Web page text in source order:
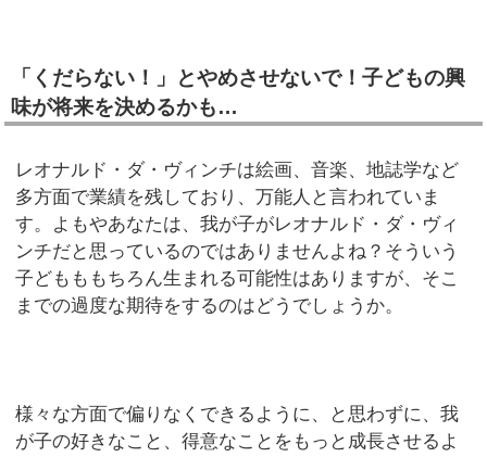
「くだらない！」とやめさせないで！子どもの興
味が将来を決めるかも…
レオナルド・ダ・ヴィンチは絵画、音楽、地誌学など
多方面で業績を残しており、万能人と言われていま
す。よもやあなたは、我が子がレオナルド・ダ・ヴィ
ンチだと思っているのではありませんよね？そういう
子どもももちろん生まれる可能性はありますが、そこ
までの過度な期待をするのはどうでしょうか。
様々な方面で偏りなくできるように、と思わずに、我
が子の好きなこと、得意なことをもっと成長させるよ